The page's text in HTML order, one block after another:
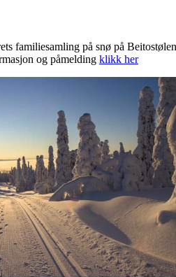
familiesamling på snø på Beitostølen
og påmelding klikk her